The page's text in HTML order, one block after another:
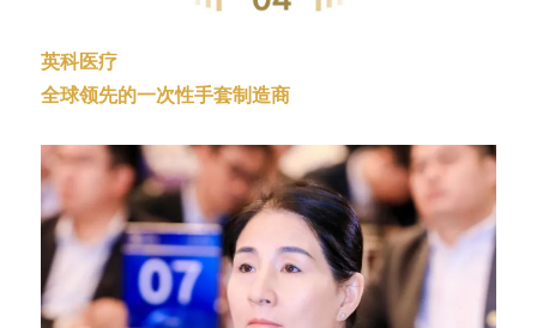
英科医疗
全球领先的一次性手套制造商